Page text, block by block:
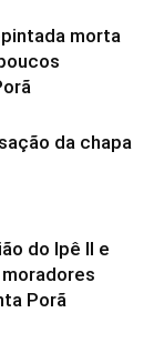
morta
da chapa
do Ipê II e
Porã